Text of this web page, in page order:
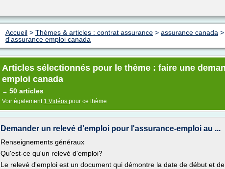
Accueil > Thèmes & articles : contrat assurance > assurance canada >
d'assurance emploi canada
Articles sélectionnés pour le thème : faire une
emploi canada
→ 50 articles
Voir également 1 Vidéos pour ce thème
Demander un relevé d'emploi pour l'assurance-emploi au ...
Renseignements généraux
Qu'est-ce qu'un relevé d'emploi?
Le relevé d'emploi est un document qui démontre la date de début et